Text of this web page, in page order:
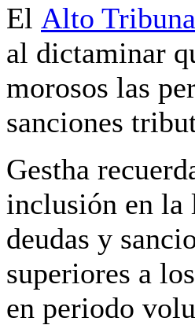
El Alto
al dictaminar
morosos las
sanciones
Gestha
inclusión en la
deudas y
superiores a
en periodo